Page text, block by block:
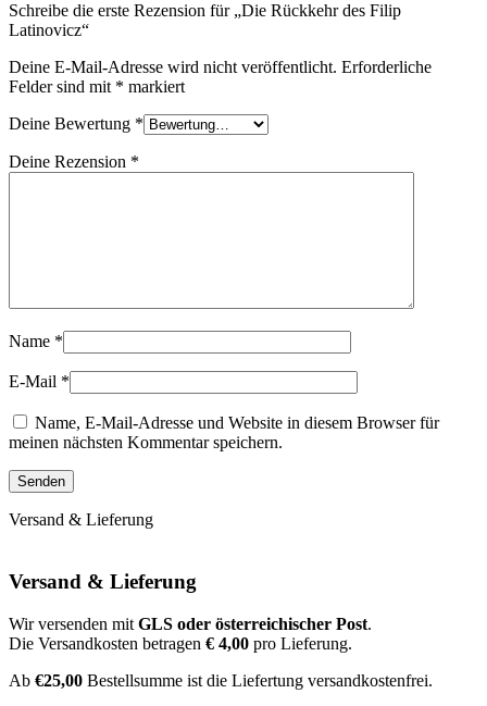
Schreibe die erste Rezension für „Die Rückkehr des Filip
Latinovicz“
Deine E-Mail-Adresse wird nicht veröffentlicht. Erforderliche
Felder sind mit * markiert
Deine Bewertung *
Deine Rezension *
Name *
E-Mail *
Name, E-Mail-Adresse und Website in diesem Browser für
meinen nächsten Kommentar speichern.
Versand & Lieferung
Versand & Lieferung
Wir versenden mit GLS oder österreichischer Post.
Die Versandkosten betragen € 4,00 pro Lieferung.
Ab €25,00 Bestellsumme ist die Liefertung versandkostenfrei.